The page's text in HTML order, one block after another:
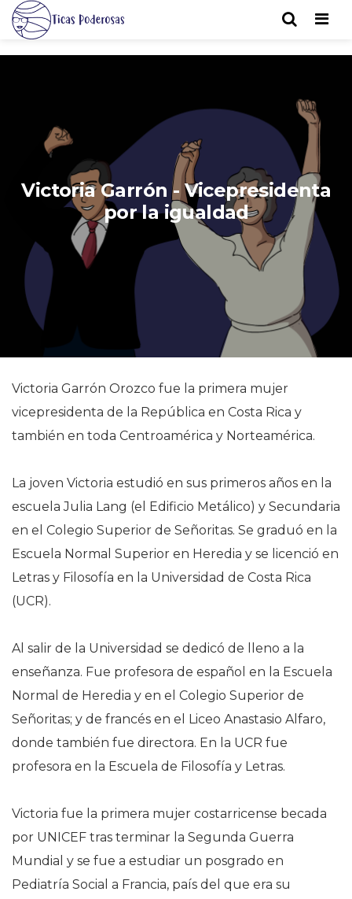
Victoria Garrón - Vicepresidenta
por la igualdad
Victoria Garrón Orozco fue la primera mujer
vicepresidenta de la República en Costa Rica y
también en toda Centroamérica y Norteamérica.
La joven Victoria estudió en sus primeros años en la
escuela Julia Lang (el Edificio Metálico) y Secundaria
en el Colegio Superior de Señoritas. Se graduó en la
Escuela Normal Superior en Heredia y se licenció en
Letras y Filosofía en la Universidad de Costa Rica
(UCR).
Al salir de la Universidad se dedicó de lleno a la
enseñanza. Fue profesora de español en la Escuela
Normal de Heredia y en el Colegio Superior de
Señoritas; y de francés en el Liceo Anastasio Alfaro,
donde también fue directora. En la UCR fue
profesora en la Escuela de Filosofía y Letras.
Victoria fue la primera mujer costarricense becada
por UNICEF tras terminar la Segunda Guerra
Mundial y se fue a estudiar un posgrado en
Pediatría Social a Francia, país del que era su